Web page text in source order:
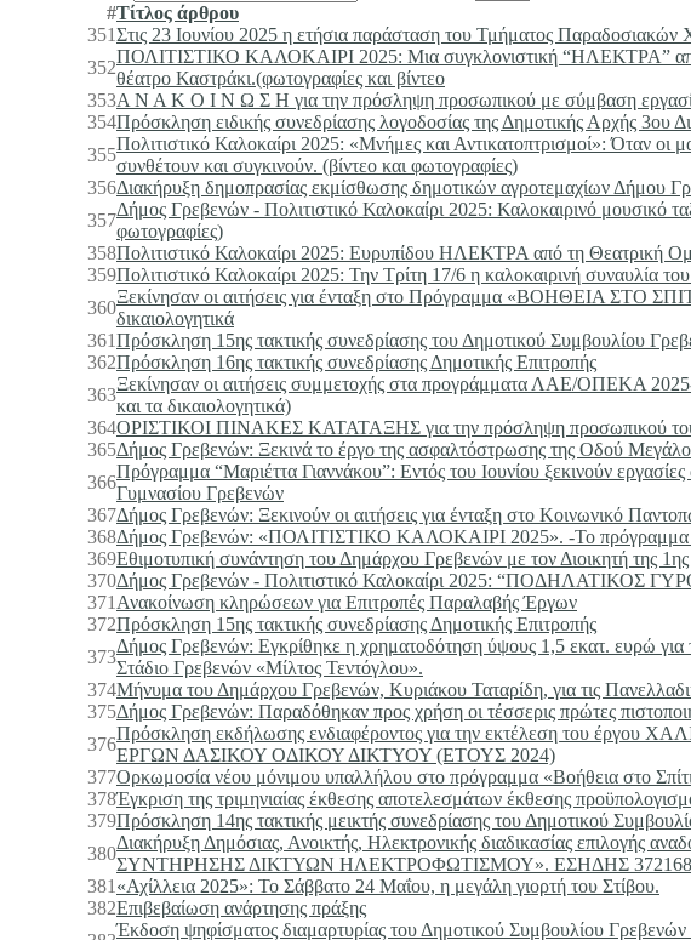
#Τίτλος άρθρου
351Στις 23 Ιουνίου 2025 η ετήσια παράσταση του Τμήματος
352
ΠΟΛΙΤΙΣΤΙΚΟ ΚΑΛΟΚΑΙΡΙ 2025: Μια συγκλονιστική “ΗΛΕΚΤΡΑ” από
θέατρο Καστράκι.(φωτογραφίες και βίντεο
353Α Ν Α Κ Ο Ι Ν Ω Σ Η για την πρόσληψη προσωπικού με σύμβαση
354Πρόσκληση ειδικής συνεδρίασης λογοδοσίας της Δημοτικής Αρχής 3ου
355
Πολιτιστικό Καλοκαίρι 2025: «Μνήμες και Αντικατοπτρισμοί»: Όταν
συνθέτουν και συγκινούν. (βίντεο και φωτογραφίες)
356Διακήρυξη δημοπρασίας εκμίσθωσης δημοτικών αγροτεμαχίων Δήμου
357
Δήμος Γρεβενών - Πολιτιστικό Καλοκαίρι 2025: Καλοκαιρινό μουσικό
φωτογραφίες)
358Πολιτιστικό Καλοκαίρι 2025: Ευρυπίδου ΗΛΕΚΤΡΑ από τη Θεατρική
359Πολιτιστικό Καλοκαίρι 2025: Την Τρίτη 17/6 η καλοκαιρινή συναυλία
360
Ξεκίνησαν οι αιτήσεις για ένταξη στο Πρόγραμμα «ΒΟΗΘΕΙΑ ΣΤΟ
δικαιολογητικά
361Πρόσκληση 15ης τακτικής συνεδρίασης του Δημοτικού Συμβουλίου
362Πρόσκληση 16ης τακτικής συνεδρίασης Δημοτικής Επιτροπής
363
Ξεκίνησαν οι αιτήσεις συμμετοχής στα προγράμματα ΛΑΕ/ΟΠΕΚΑ 2025-
και τα δικαιολογητικά)
364ΟΡΙΣΤΙΚΟΙ ΠΙΝΑΚΕΣ ΚΑΤΑΤΑΞΗΣ για την πρόσληψη προσωπικού του
365Δήμος Γρεβενών: Ξεκινά το έργο της ασφαλτόστρωσης της Οδού
366
Πρόγραμμα “Μαριέττα Γιαννάκου”: Εντός του Ιουνίου ξεκινούν
Γυμνασίου Γρεβενών
367Δήμος Γρεβενών: Ξεκινούν οι αιτήσεις για ένταξη στο Κοινωνικό
368Δήμος Γρεβενών: «ΠΟΛΙΤΙΣΤΙΚΟ ΚΑΛΟΚΑΙΡΙ 2025». -Το πρόγραμμα
369Εθιμοτυπική συνάντηση του Δημάρχου Γρεβενών με τον Διοικητή
370Δήμος Γρεβενών - Πολιτιστικό Καλοκαίρι 2025: “ΠΟΔΗΛΑΤΙΚΟΣ
371 Ανακοίνωση κληρώσεων για Επιτροπές Παραλαβής Έργων
372Πρόσκληση 15ης τακτικής συνεδρίασης Δημοτικής Επιτροπής
373
Δήμος Γρεβενών: Εγκρίθηκε η χρηματοδότηση ύψους 1,5 εκατ. ευρώ για
Στάδιο Γρεβενών «Μίλτος Τεντόγλου».
374Μήνυμα του Δημάρχου Γρεβενών, Κυριάκου Ταταρίδη, για τις
375Δήμος Γρεβενών: Παραδόθηκαν προς χρήση οι τέσσερις πρώτες
376
Πρόσκληση εκδήλωσης ενδιαφέροντος για την εκτέλεση του
ΕΡΓΩΝ ΔΑΣΙΚΟΥ ΟΔΙΚΟΥ ΔΙΚΤΥΟΥ (ΕΤΟΥΣ 2024)
377Ορκωμοσία νέου μόνιμου υπαλλήλου στο πρόγραμμα «Βοήθεια στο
378Έγκριση της τριμηνιαίας έκθεσης αποτελεσμάτων έκθεσης
379Πρόσκληση 14ης τακτικής μεικτής συνεδρίασης του Δημοτικού
380
Διακήρυξη Δημόσιας, Ανοικτής, Ηλεκτρονικής διαδικασίας επιλογής
ΣΥΝΤΗΡΗΣΗΣ ΔΙΚΤΥΩΝ ΗΛΕΚΤΡΟΦΩΤΙΣΜΟΥ». ΕΣΗΔΗΣ 372168
381 «Αχίλλεια 2025»: Το Σάββατο 24 Μαΐου, η μεγάλη γιορτή του Στίβου.
382Επιβεβαίωση ανάρτησης πράξης
Έκδοση ψηφίσματος διαμαρτυρίας του Δημοτικού Συμβουλίου Γρεβενών